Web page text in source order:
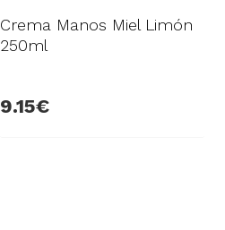
Crema Manos Miel Limón
250ml
9.15